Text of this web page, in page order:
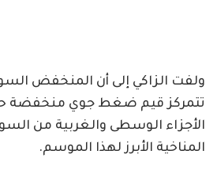
ولفت الزاكي إلى أن المنخفض
تتمركز قيم ضغط جوي منخفضة
الأجزاء الوسطى والغربية من
المناخية الأبرز لهذا الموسم.